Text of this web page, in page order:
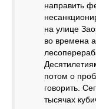
направить
на улице
во времена
потом о
говорить.
тысячах